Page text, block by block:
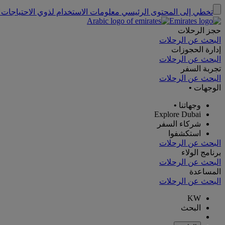
تخطي إلى المحتوى الرئيسي معلومات الاستخدام لذوي
حجز الرحلات
البحث عن الرحلات
إدارة الحجوزات
البحث عن الرحلات
تجربة السفر
البحث عن الرحلات
الوجهات •
وجهاتنا •
Explore Dubai
شركاء السفر
استكشفوا
البحث عن الرحلات
برنامج الولاء
البحث عن الرحلات
المساعدة
البحث عن الرحلات
KW
البحث